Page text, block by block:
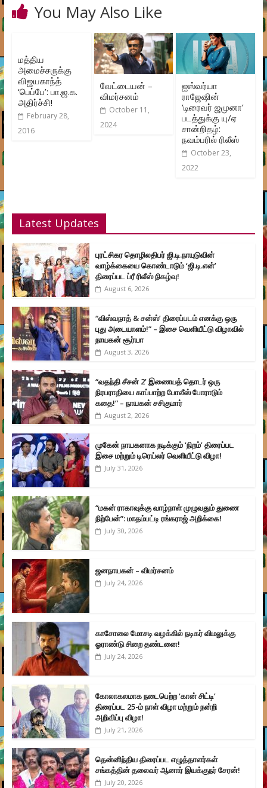
You May Also Like
மத்திய
அமைச்சருக்கு
விஜயகாந்த்
‘பெப்பே’: பா.ஜ.க.
அதிர்ச்சி!
February 28,
2016
வேட்டையன் –
விமர்சனம்
October 11,
2024
ஐஸ்வர்யா
ராஜேஷின்
‘டிரைவர் ஜமுனா’
படத்துக்கு யு/ஏ
சான்றிதழ்:
நவம்பரில் ரிலீஸ்
October 23,
2022
Latest Updates
புரட்சிகர தொழிலதிபர் ஜி.டி.நாயுடுவின்
வாழ்க்கையை கொண்டாடும் ‘ஜி.டி.என்’
திரைப்பட ப்ரீ ரிலீஸ் நிகழ்வு!
August 6, 2026
“விஸ்வநாத் & சன்ஸ்’ திரைப்படம் எனக்கு ஒரு
புது அடையாளம்!” – இசை வெளியீட்டு விழாவில்
நாயகன் சூர்யா
August 3, 2026
“வதந்தி சீசன் 2’ இணையத் தொடர் ஒரு
நிரபராதியை காப்பாற்ற போலீஸ் போராடும்
கதை!” – நாயகன் சசிகுமார்
August 2, 2026
முகேன் நாயகனாக நடிக்கும் ‘நிறம்’ திரைப்பட
இசை மற்றும் டிரெய்லர் வெளியீட்டு விழா!
July 31, 2026
“மகன் ராகாவுக்கு வாழ்நாள் முழுவதும் துணை
நிற்பேன்”: மாதம்பட்டி ரங்கராஜ் அறிக்கை!
July 30, 2026
ஜனநாயகன் – விமர்சனம்
July 24, 2026
காசோலை மோசடி வழக்கில் நடிகர் விமலுக்கு
ஓராண்டு சிறை தண்டனை!
July 24, 2026
கோலாகலமாக நடைபெற்ற ‘கான் சிட்டி’
திரைப்பட 25-ம் நாள் விழா மற்றும் நன்றி
அறிவிப்பு விழா!
July 21, 2026
தென்னிந்திய திரைப்பட எழுத்தாளர்கள்
சங்கத்தின் தலைவர் ஆனார் இயக்குநர் சேரன்!
July 20, 2026